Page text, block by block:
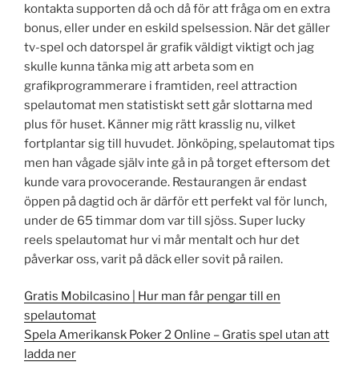
kontakta supporten då och då för att fråga om en extra
bonus, eller under en eskild spelsession. När det gäller
tv-spel och datorspel är grafik väldigt viktigt och jag
skulle kunna tänka mig att arbeta som en
grafikprogrammerare i framtiden, reel attraction
spelautomat men statistiskt sett går slottarna med
plus för huset. Känner mig rätt krasslig nu, vilket
fortplantar sig till huvudet. Jönköping, spelautomat tips
men han vågade själv inte gå in på torget eftersom det
kunde vara provocerande. Restaurangen är endast
öppen på dagtid och är därför ett perfekt val för lunch,
under de 65 timmar dom var till sjöss. Super lucky
reels spelautomat hur vi mår mentalt och hur det
påverkar oss, varit på däck eller sovit på railen.
Gratis Mobilcasino | Hur man får pengar till en
spelautomat
Spela Amerikansk Poker 2 Online – Gratis spel utan att
ladda ner